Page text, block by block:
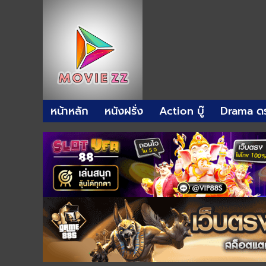
หน้าหลัก หนังฝรั่ง Action บู๊ Drama ด